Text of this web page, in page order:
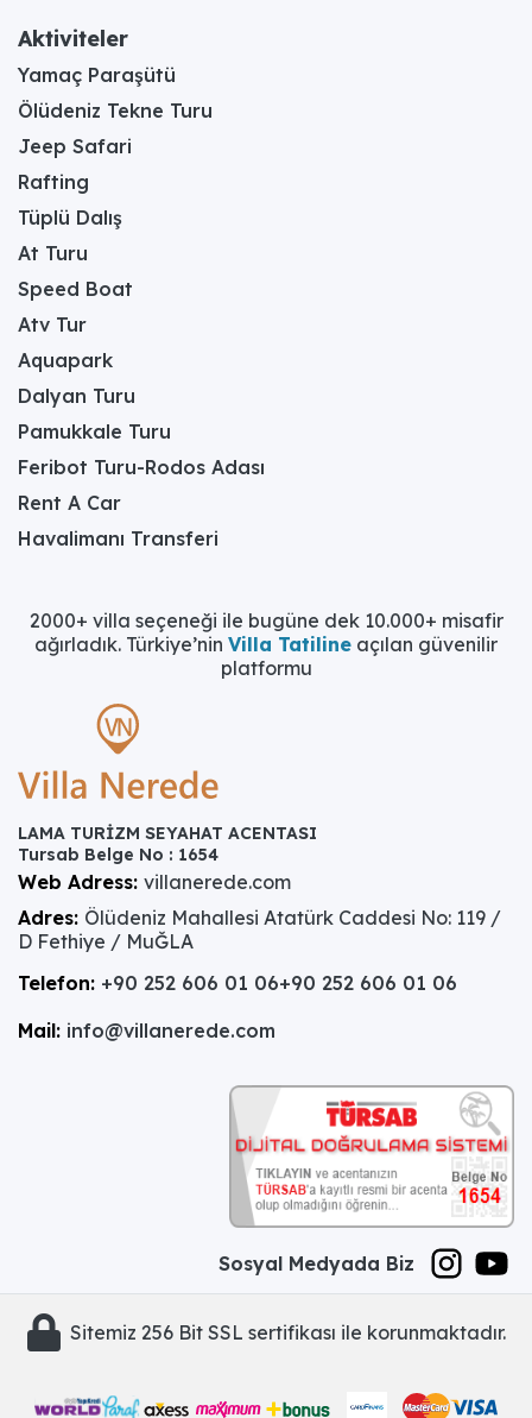
Aktiviteler
Yamaç Paraşütü
Ölüdeniz Tekne Turu
Jeep Safari
Rafting
Tüplü Dalış
At Turu
Speed Boat
Atv Tur
Aquapark
Dalyan Turu
Pamukkale Turu
Feribot Turu-Rodos Adası
Rent A Car
Havalimanı Transferi
2000+ villa seçeneği ile bugüne dek 10.000+ misafir
ağırladık. Türkiye’nin Villa Tatiline açılan güvenilir
platformu
LAMA TURİZM SEYAHAT ACENTASI
Tursab Belge No : 1654
Web Adress: villanerede.com
Adres: Ölüdeniz Mahallesi Atatürk Caddesi No: 119 /
D Fethiye / MuĞLA
Telefon: +90 252 606 01 06+90 252 606 01 06
Mail: info@villanerede.com
Sosyal Medyada Biz
Sitemiz 256 Bit SSL sertifikası ile korunmaktadır.